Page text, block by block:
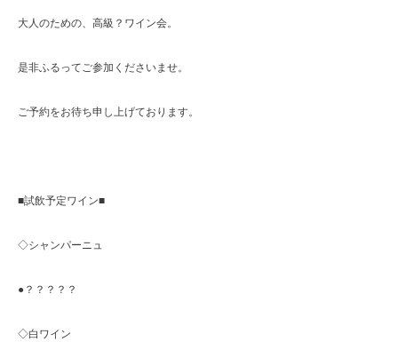
大人のための、高級？ワイン会。
是非ふるってご参加くださいませ。
ご予約をお待ち申し上げております。
■試飲予定ワイン■
◇シャンパーニュ
●？？？？？
◇白ワイン